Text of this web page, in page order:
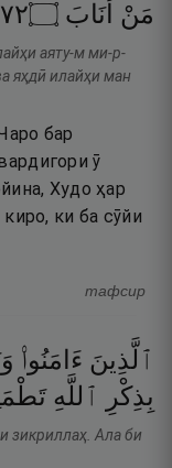
مَنْ أَنَابَ ۝٢٧
аяту-м ми-р-
яҳдӣ илайҳи ман
бар
ӯ
Худо ҳар
ки ба сӯйи
тафсир
ٱلَّذِينَ ءَامَنُوا۟
بِذِكْرِ
ٱللَّهِ
зикриллаҳ. Ала би